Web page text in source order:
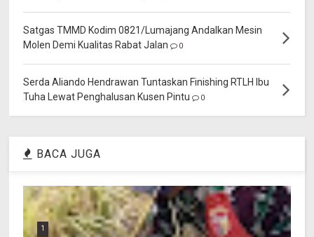
Satgas TMMD Kodim 0821/Lumajang Andalkan Mesin
Molen Demi Kualitas Rabat Jalan
0
Serda Aliando Hendrawan Tuntaskan Finishing RTLH Ibu
Tuha Lewat Penghalusan Kusen Pintu
0
BACA JUGA
1